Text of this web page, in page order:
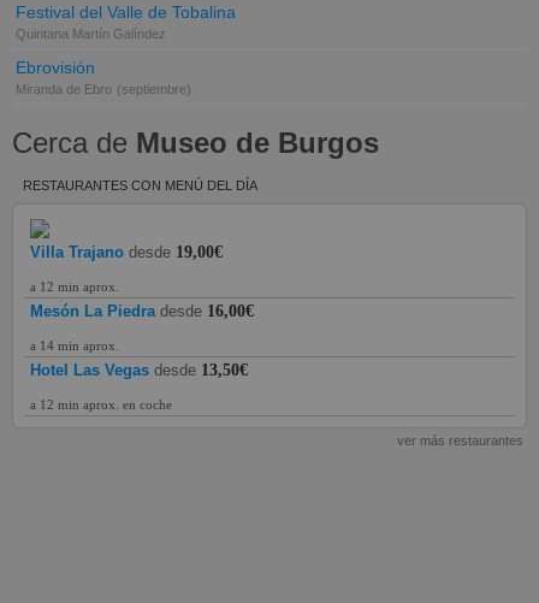
Festival del Valle de Tobalina
Quintana Martín Galíndez
Ebrovisión
Miranda de Ebro (septiembre)
Cerca de Museo de Burgos
RESTAURANTES CON MENÚ DEL DÍA
Villa Trajano desde 19,00€
a 12 min aprox.
Mesón La Piedra desde 16,00€
a 14 min aprox.
Hotel Las Vegas desde 13,50€
a 12 min aprox. en coche
ver más restaurantes